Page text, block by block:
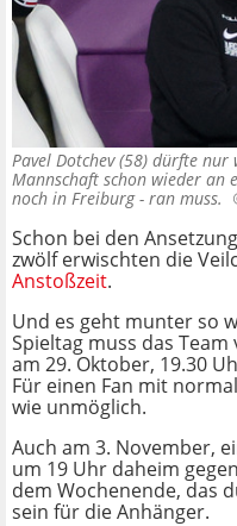
Pavel Dotchev (58) dürfte nur
Mannschaft schon wieder an
noch in Freiburg - ran muss.
Schon bei den
zwölf erwischten die
Anstoßzeit.
Und es geht munter so
Spieltag muss das
am 29. Oktober, 19.30
Für einen Fan mit
wie unmöglich.
Auch am 3. November,
um 19 Uhr daheim
dem Wochenende, das
sein für die Anhänger.